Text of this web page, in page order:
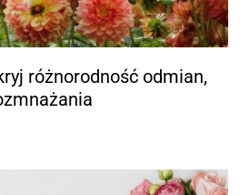
różnorodność odmian,